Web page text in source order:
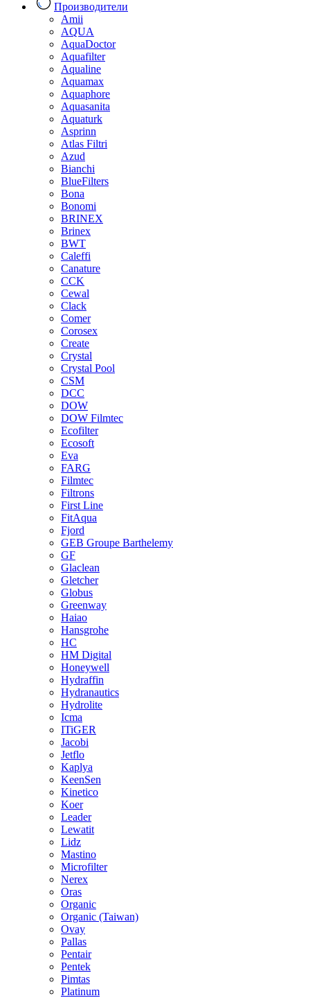
Производители
Amii
AQUA
AquaDoctor
Aquafilter
Aqualine
Aquamax
Aquaphore
Aquasanita
Aquaturk
Asprinn
Atlas Filtri
Azud
Bianchi
BlueFilters
Bona
Bonomi
BRINEX
Brinex
BWT
Caleffi
Canature
CCK
Cewal
Clack
Comer
Corosex
Create
Crystal
Crystal Pool
CSM
DCC
DOW
DOW Filmtec
Ecofilter
Ecosoft
Eva
FARG
Filmtec
Filtrons
First Line
FitAqua
Fjord
GEB Groupe Barthelemy
GF
Glaclean
Gletcher
Globus
Greenway
Haiao
Hansgrohe
HC
HM Digital
Honeywell
Hydraffin
Hydranautics
Hydrolite
Icma
ITiGER
Jacobi
Jetflo
Kaplya
KeenSen
Kinetico
Koer
Leader
Lewatit
Lidz
Mastino
Microfilter
Nerex
Oras
Organic
Organic (Taiwan)
Ovay
Pallas
Pentair
Pentek
Pimtas
Platinum